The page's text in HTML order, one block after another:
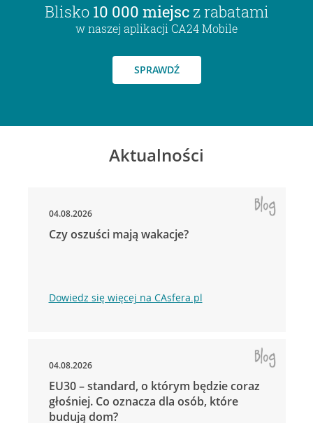
Blisko 10 000 miejsc z rabatami
w naszej aplikacji CA24 Mobile
SPRAWDŹ
Aktualności
04.08.2026
Czy oszuści mają wakacje?
Dowiedz się więcej na CAsfera.pl
04.08.2026
EU30 – standard, o którym będzie coraz
głośniej. Co oznacza dla osób, które
budują dom?